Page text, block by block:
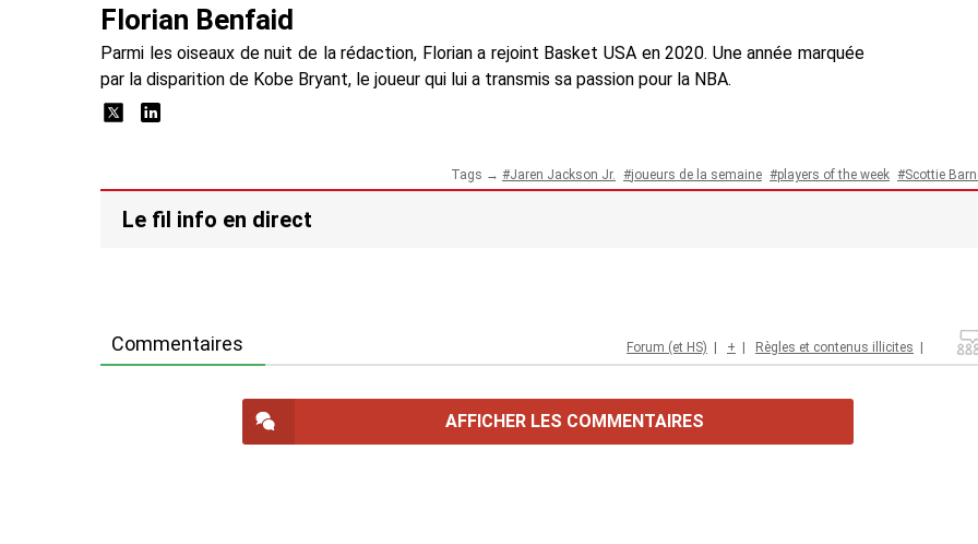
Florian Benfaid
Parmi les oiseaux de nuit de la rédaction, Florian a rejoint Basket USA en 2020. Une année marquée
par la disparition de Kobe Bryant, le joueur qui lui a transmis sa passion pour la NBA.
Tags → Jaren Jackson Jr. joueurs de la semaine players of the week Scottie
Le fil info en direct
Commentaires Forum (et HS) | + | Règles et contenus illicites |
AFFICHER LES COMMENTAIRES